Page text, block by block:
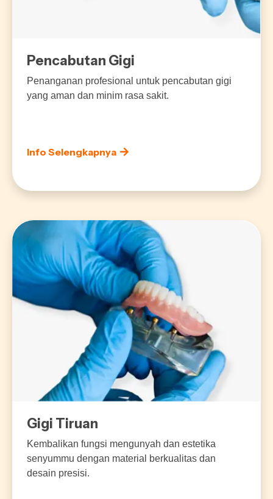
Pencabutan Gigi
Penanganan profesional untuk pencabutan gigi
yang aman dan minim rasa sakit.
Info Selengkapnya
Gigi Tiruan
Kembalikan fungsi mengunyah dan estetika
senyummu dengan material berkualitas dan
desain presisi.